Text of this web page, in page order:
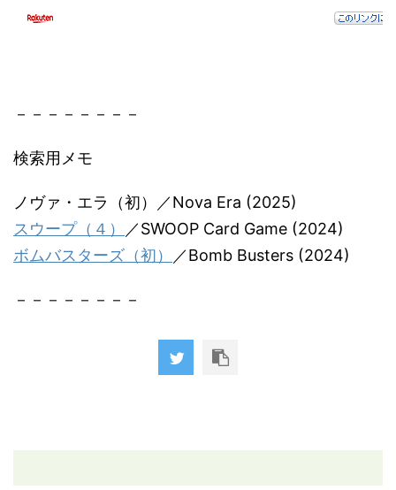
－－－－－－－－
検索用メモ
ノヴァ・エラ（初）／Nova Era (2025)
スウープ（４）
／SWOOP Card Game (2024)
ボムバスターズ（初）
／Bomb Busters (2024)
－－－－－－－－